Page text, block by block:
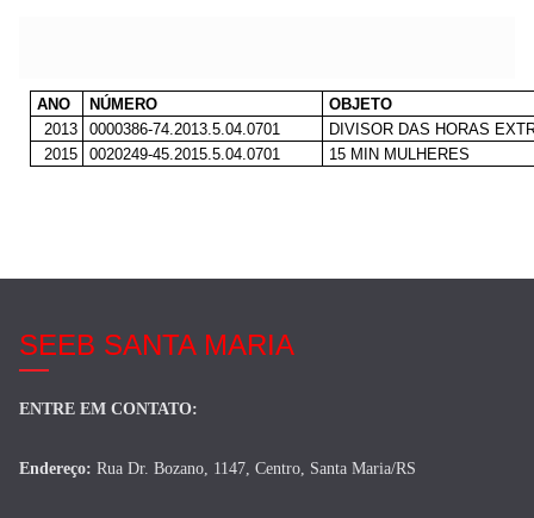
ANO NÚMERO
OBJETO
2013
0000386-74.2013.5.04.0701
DIVISOR DAS HORAS
2015
0020249-45.2015.5.04.0701 15 MIN MULHERES
SEEB SANTA MARIA
ENTRE EM CONTATO:
Endereço: Rua Dr. Bozano, 1147, Centro, Santa Maria/RS